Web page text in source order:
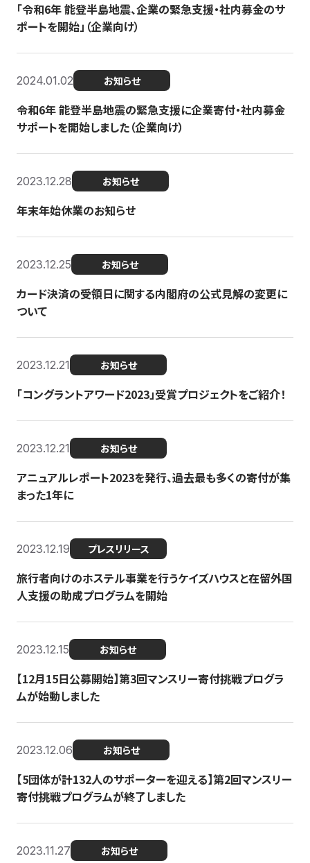
「令和6年 能登半島地震、企業の緊急支援・社内募金のサ
ポートを開始」（企業向け）
2024.01.02 お知らせ
令和6年 能登半島地震の緊急支援に企業寄付・社内募金
サポートを開始しました（企業向け）
2023.12.28 お知らせ
年末年始休業のお知らせ
2023.12.25 お知らせ
カード決済の受領日に関する内閣府の公式見解の変更に
ついて
2023.12.21 お知らせ
「コングラントアワード2023」受賞プロジェクトをご紹介！
2023.12.21 お知らせ
アニュアルレポート2023を発行、過去最も多くの寄付が集
まった1年に
2023.12.19 プレスリリース
旅行者向けのホステル事業を行うケイズハウスと在留外国
人支援の助成プログラムを開始
2023.12.15 お知らせ
【12月15日公募開始】第3回マンスリー寄付挑戦プログラ
ムが始動しました
2023.12.06 お知らせ
【5団体が計132人のサポーターを迎える】第2回マンスリー
寄付挑戦プログラムが終了しました
2023.11.27 お知らせ